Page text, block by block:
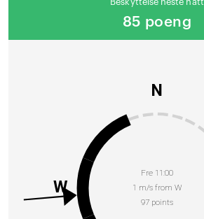
85 poeng
Fre 11:00
1 m/s from W
97 points
N
W